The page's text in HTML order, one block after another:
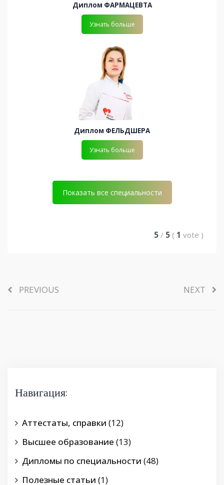
Диплом ФАРМАЦЕВТА
Узнать больше
Диплом ФЕЛЬДШЕРА
Узнать больше
Показать все специальности
5 / 5 ( 1 vote )
PREVIOUS NEXT
Навигация:
Аттестаты, справки (12)
Высшее образование (13)
Дипломы по специальности (48)
Полезные статьи (1)